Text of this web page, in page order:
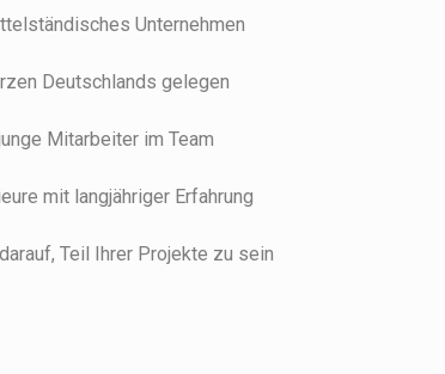
Unternehmen
Deutschlands gelegen
Mitarbeiter im Team
mit langjähriger Erfahrung
Teil Ihrer Projekte zu sein